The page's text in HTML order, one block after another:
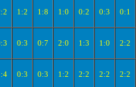
1:2 1:8 1:0 0:2 0:3 0:1
0:3 0:7 2:0 1:3 1:0 2:2
0:3 0:3 1:2 2:2 2:2 2:2